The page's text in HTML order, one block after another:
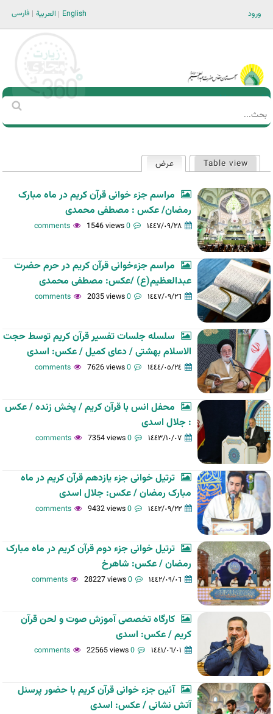
ورود فارسی العربية English
Main men-AR
استمارة
‏
الأساسية
Table view عرض
مراسم جزء خوانی قرآن کریم در ماه مبارک
رمضان/ عکس : مصطفی محمدی
١٤٤٧/٠٩/٢٨ 0 comments
1546 views
مراسم جزءخوانی قرآن کریم در حرم حضرت
عبدالعظیم(ع) /عکس: مصطفی محمدی
١٤٤٧/٠٩/٢٦ 0 comments
2035 views
سلسله جلسات تفسیر قرآن کریم توسط حجت
الاسلام بهشتی / دعای کمیل / عکس: اسدی
١٤٤٤/٠٥/٢٤ 0 comments
7626 views
محفل انس با قرآن کریم / پخش زنده / عکس
: جلال اسدی
١٤٤٣/١٠/٠٧ 0 comments
7354 views
ترتیل خوانی جزء یازدهم قرآن کریم در ماه
مبارک رمضان / عکس: جلال اسدی
١٤٤٢/٠٩/٢٢ 0 comments
9432 views
ترتیل خوانی جزء دوم قرآن کریم در ماه مبارک
رمضان / عکس: شاهرخ
١٤٤٢/٠٩/٠٦ 0 comments
28227 views
کارگاه تخصصی آموزش صوت و لحن قرآن
کریم / عکس: اسدی
١٤٤١/٠٦/٠١ 0 comments
22565 views
آئین جزء خوانی قرآن کریم با حضور پرسنل
آتش نشانی / عکس: اسدی